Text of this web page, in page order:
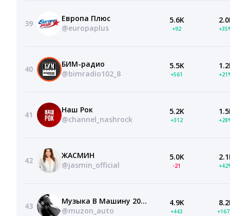
39
Европа Плюс
@europaplus
5.6K
+92
40
БИМ-радио
@bimradio102_8
5.5K
+561
41
Наш Рок
@channel_nashrock
5.2K
+312
42
ЖАСМИН
@jasmin_official
5.0K
-21
43
Музыка В Машину 2024 | Новая Музыка | Tik Tok
@muzon_auto
4.9K
+443